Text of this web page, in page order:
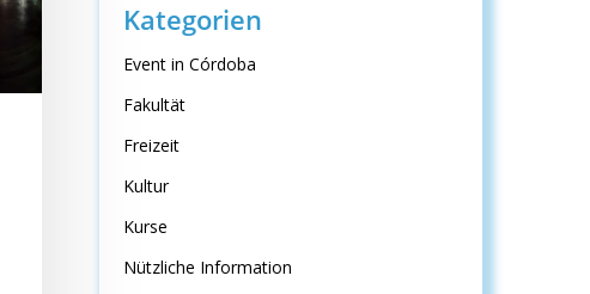
Kategorien
Event in Córdoba
Fakultät
Freizeit
Kultur
Kurse
Nützliche Information